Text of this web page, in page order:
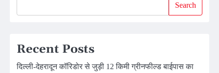
Search
Recent Posts
दिल्ली-देहरादून कॉरिडोर से जुड़ी 12 किमी ग्रीनफील्ड बाईपास का